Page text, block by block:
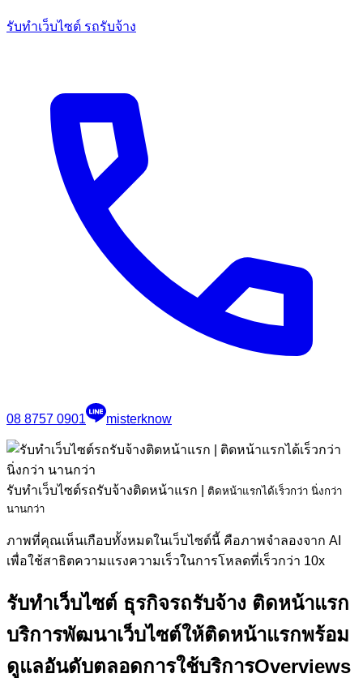
รับทำเว็บไซต์ รถรับจ้าง
08 8757 0901 misterknow
รับทำเว็บไซต์รถรับจ้างติดหน้าแรก
ติดหน้าแรกได้เร็วกว่า นิ่งกว่า
นานกว่า
ภาพที่คุณเห็นเกือบทั้งหมดในเว็บไซต์นี้ คือภาพจำลองจาก AI
เพื่อใช้สาธิตความแรงความเร็วในการโหลดที่เร็วกว่า 10x
รับทำเว็บไซต์ ธุรกิจรถรับจ้าง ติดหน้าแรก
บริการพัฒนาเว็บไซต์ให้ติดหน้าแรกพร้อม
ดูแลอันดับตลอดการใช้บริการOverviews